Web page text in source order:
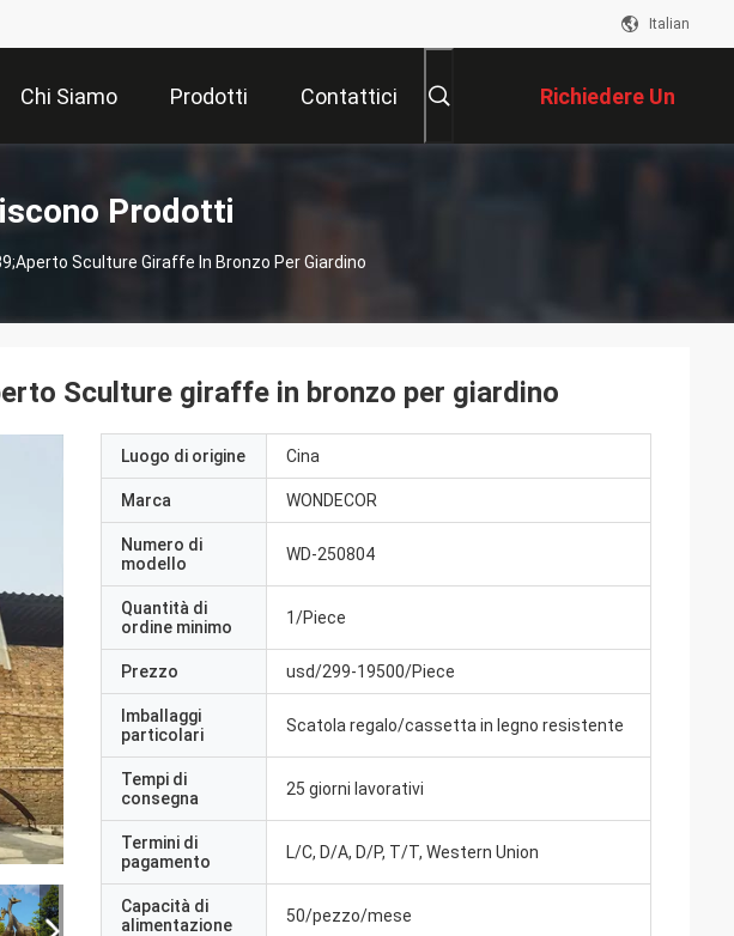
Italian
Chi Siamo Prodotti Contattici Richiedere Un
Preventivo
Prodotti
Sculture Giraffe In Bronzo Per Giardino
Sculture giraffe in bronzo per giardino
Luogo di origine Cina
Marca WONDECOR
Numero di
modello
WD-250804
Quantità di
ordine minimo
1/Piece
Prezzo usd/299-19500/Piece
Imballaggi
particolari
Scatola regalo/cassetta in legno resistente
Tempi di
consegna
25 giorni lavorativi
Termini di
pagamento
L/C, D/A, D/P, T/T, Western Union
Capacità di
alimentazione
50/pezzo/mese